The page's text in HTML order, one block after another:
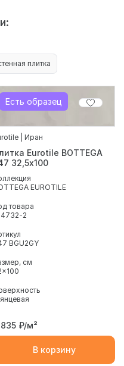
плитка
Есть образец
| Иран
Eurotile BOTTEGA
32,5х100
EUROTILE
товара
2
BGU2GY
см
₽/м²
В корзину